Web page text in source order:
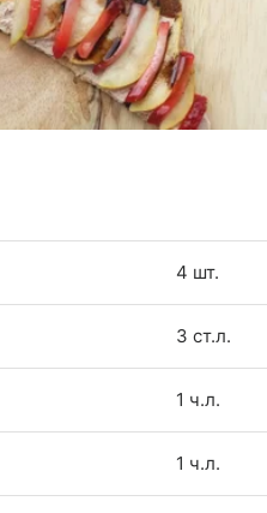
4 шт.
3 ст.л.
1 ч.л.
1 ч.л.